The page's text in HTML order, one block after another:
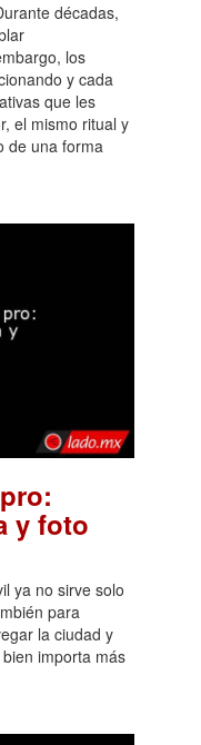
décadas,
los
y cada
que les
el mismo ritual y
de una forma
y foto
ya no sirve solo
para
la ciudad y
importa más